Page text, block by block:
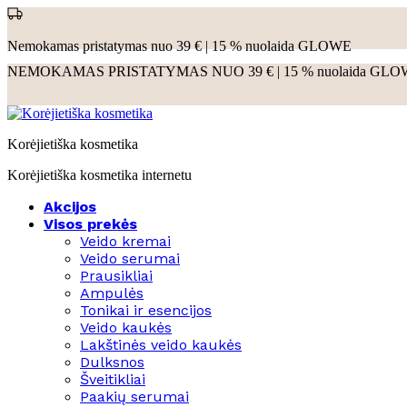
Nemokamas pristatymas nuo 39 € | 15 % nuolaida GLOWE
NEMOKAMAS PRISTATYMAS NUO 39 € | 15 % nuolaida
Korėjietiška kosmetika
Korėjietiška kosmetika internetu
Akcijos
Visos prekės
Veido kremai
Veido serumai
Prausikliai
Ampulės
Tonikai ir esencijos
Veido kaukės
Lakštinės veido kaukės
Dulksnos
Šveitikliai
Paakių serumai